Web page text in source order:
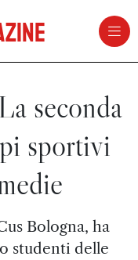
seconda
sportivi
Bologna, ha
studenti delle